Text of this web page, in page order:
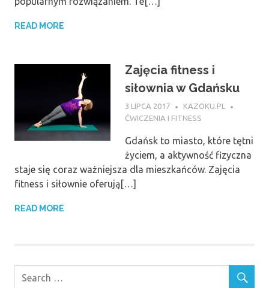
READ MORE
Zajęcia fitness i
siłownia w Gdańsku
3 LIPCA 2017
KAZOKU.PL
ĆWICZENIA I FITNESS
Gdańsk to miasto, które tętni
życiem, a aktywność fizyczna
staje się coraz ważniejsza dla mieszkańców. Zajęcia
fitness i siłownie oferują[…]
READ MORE